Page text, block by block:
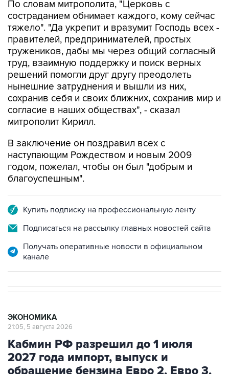
тяжело". "Да укрепит и вразумит Господь всех -
правителей, предпринимателей, простых
тружеников, дабы мы через общий согласный
труд, взаимную поддержку и поиск верных
решений помогли друг другу преодолеть
нынешние затруднения и вышли из них,
сохранив себя и своих ближних, сохранив мир и
согласие в наших обществах", - сказал
митрополит Кирилл.
В заключение он поздравил всех с
годом, пожелал, чтобы он был "добрым и
благоуспешным".
Подписаться на рассылку главных новостей сайта
Получать оперативные новости в официальном
Кабмин РФ разрешил до 1 июля
2027 года импорт, выпуск и
обращение бензина Евро 2, Евро 3,
Евро 4